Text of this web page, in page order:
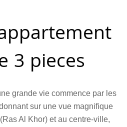
3 pieces
grande vie commence par les
sur une vue magnifique
Al Khor) et au centre-ville,